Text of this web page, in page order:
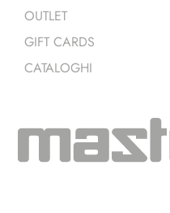
OUTLET
GIFT CARDS
CATALOGHI